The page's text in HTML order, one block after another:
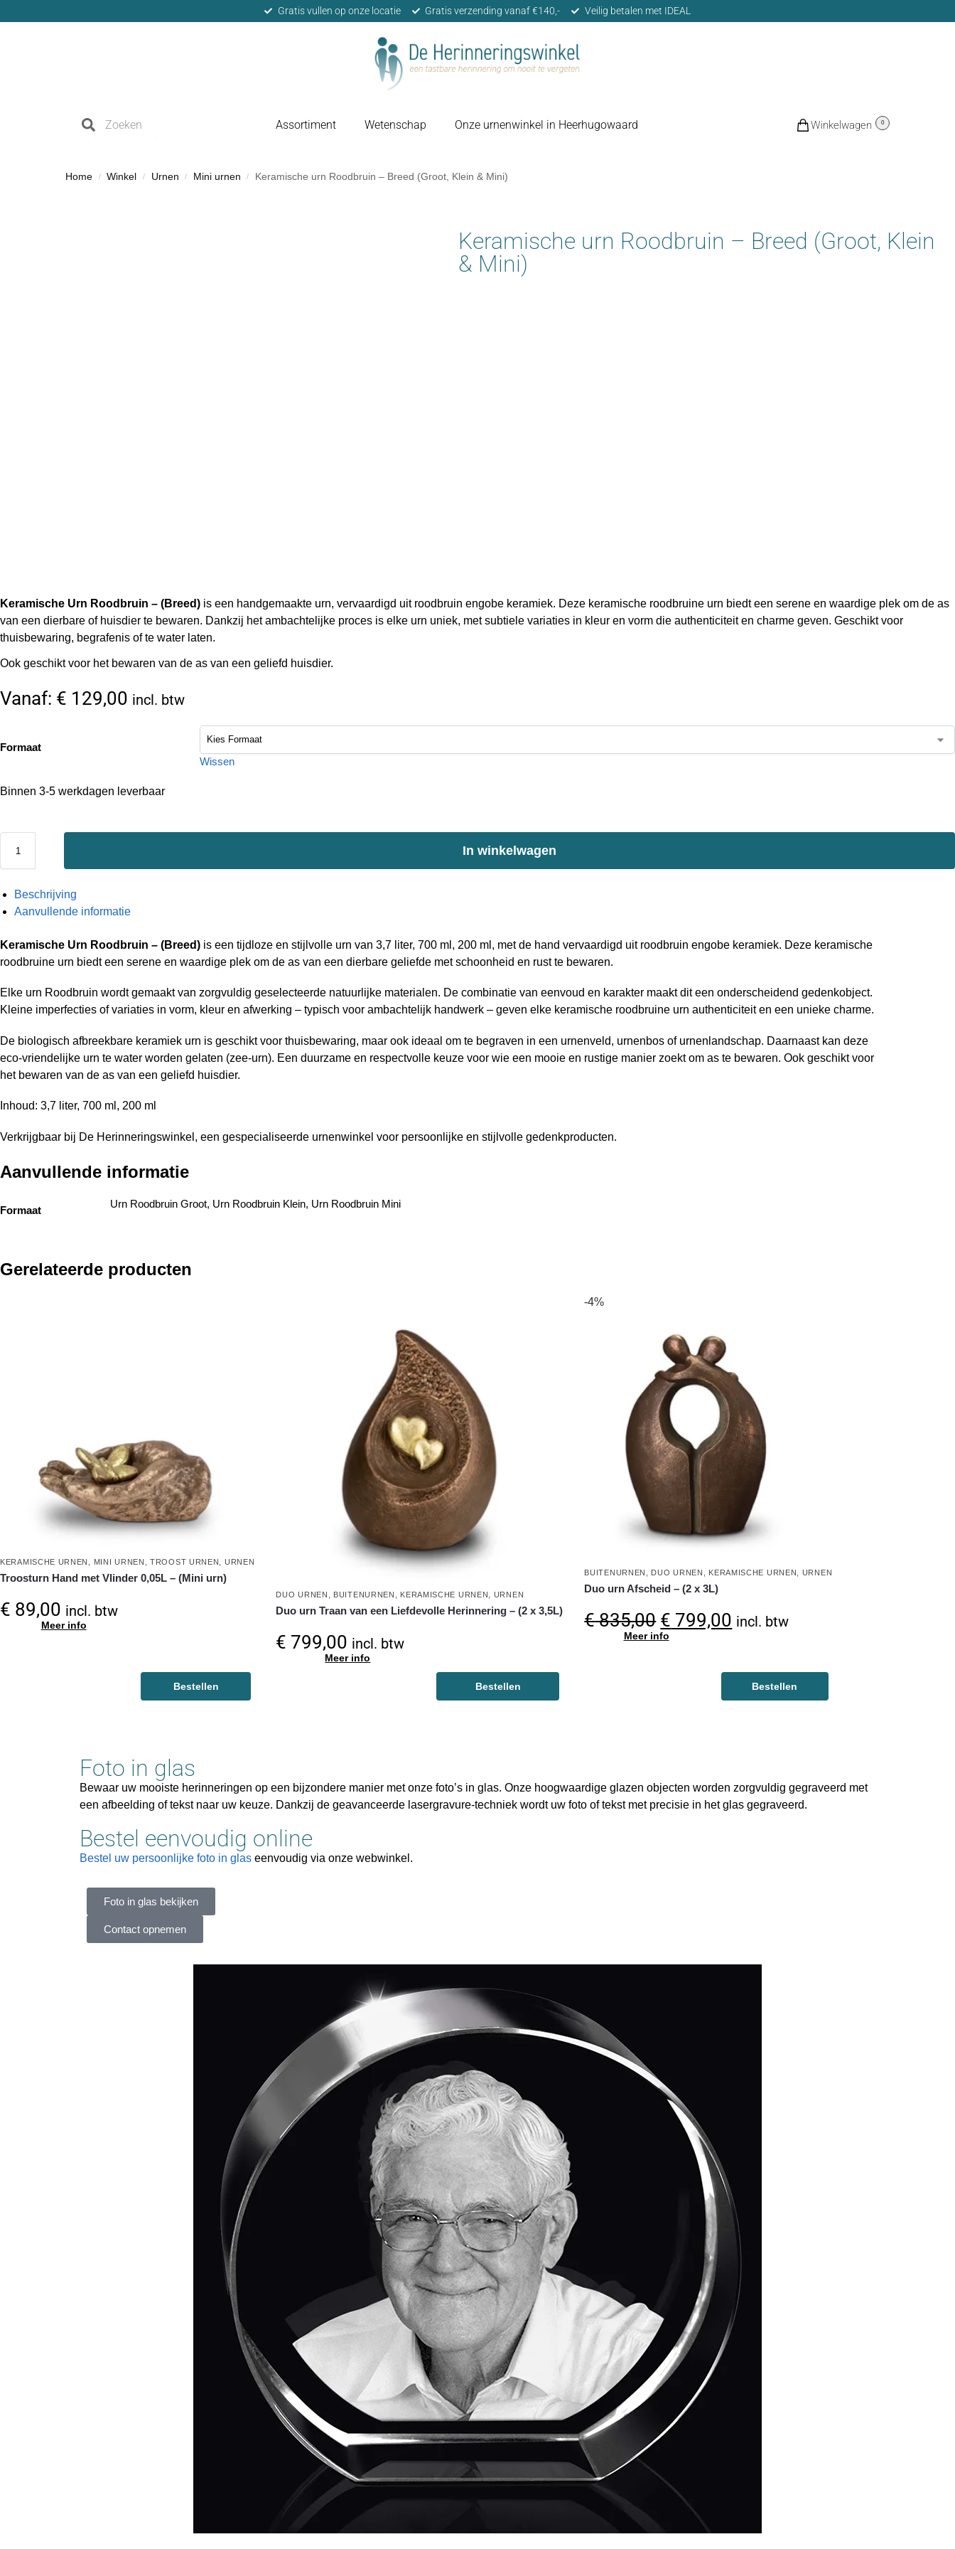
Gratis vullen op onze locatie Gratis verzending vanaf €140,- Veilig betalen met IDEAL
Assortiment Wetenschap Onze urnenwinkel in Heerhugowaard 0
Home / Winkel / Urnen / Mini urnen / Keramische urn Roodbruin – Breed (Groot, Klein & Mini)
Keramische urn Roodbruin – Breed (Groot, Klein
& Mini)
Keramische Urn Roodbruin – (Breed) is een handgemaakte urn, vervaardigd uit roodbruin engobe keramiek. Deze keramische roodbruine urn biedt een serene en waardige plek om de as
van een dierbare of huisdier te bewaren. Dankzij het ambachtelijke proces is elke urn uniek, met subtiele variaties in kleur en vorm die authenticiteit en charme geven. Geschikt voor
thuisbewaring, begrafenis of te water laten.
Ook geschikt voor het bewaren van de as van een geliefd huisdier.
Vanaf: € 129,00 incl. btw
Formaat
Wissen
Binnen 3-5 werkdagen leverbaar
In winkelwagen
Beschrijving
Aanvullende informatie
Keramische Urn Roodbruin – (Breed) is een tijdloze en stijlvolle urn van 3,7 liter, 700 ml, 200 ml, met de hand vervaardigd uit roodbruin engobe keramiek. Deze keramische
roodbruine urn biedt een serene en waardige plek om de as van een dierbare geliefde met schoonheid en rust te bewaren.
Elke urn Roodbruin wordt gemaakt van zorgvuldig geselecteerde natuurlijke materialen. De combinatie van eenvoud en karakter maakt dit een onderscheidend gedenkobject.
Kleine imperfecties of variaties in vorm, kleur en afwerking – typisch voor ambachtelijk handwerk – geven elke keramische roodbruine urn authenticiteit en een unieke charme.
De biologisch afbreekbare keramiek urn is geschikt voor thuisbewaring, maar ook ideaal om te begraven in een urnenveld, urnenbos of urnenlandschap. Daarnaast kan deze
eco-vriendelijke urn te water worden gelaten (zee-urn). Een duurzame en respectvolle keuze voor wie een mooie en rustige manier zoekt om as te bewaren. Ook geschikt voor
het bewaren van de as van een geliefd huisdier.
Inhoud: 3,7 liter, 700 ml, 200 ml
Verkrijgbaar bij De Herinneringswinkel, een gespecialiseerde urnenwinkel voor persoonlijke en stijlvolle gedenkproducten.
Aanvullende informatie
Formaat
Urn Roodbruin Groot, Urn Roodbruin Klein, Urn Roodbruin Mini
Gerelateerde producten
KERAMISCHE URNEN MINI URNEN ,TROOST URNEN URNEN
Troosturn Hand met Vlinder 0,05L – (Mini urn)
€ 89,00 incl. btw
Meer info
Bestellen
DUO URNEN BUITENURNEN KERAMISCHE URNEN URNEN
Duo urn Traan van een Liefdevolle Herinnering – (2 x 3,5L)
€ 799,00 incl. btw
Meer info
Bestellen
-4%
BUITENURNEN DUO URNEN KERAMISCHE URNEN URNEN
Duo urn Afscheid – (2 x 3L)
€835,00 € 799,00 incl. btw
Meer info
Bestellen
Foto in glas
Bewaar uw mooiste herinneringen op een bijzondere manier met onze foto’s in glas. Onze hoogwaardige glazen objecten worden zorgvuldig gegraveerd met
een afbeelding of tekst naar uw keuze. Dankzij de geavanceerde lasergravure-techniek wordt uw foto of tekst met precisie in het glas gegraveerd.
Bestel eenvoudig online
Bestel uw persoonlijke foto in glas eenvoudig via onze webwinkel.
Foto in glas bekijken
Contact opnemen